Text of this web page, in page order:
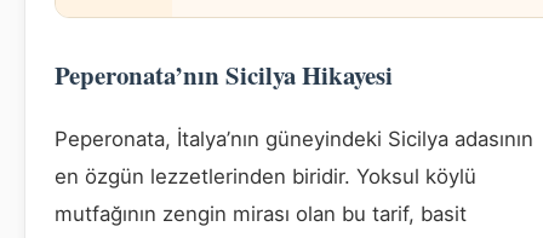
Peperonata’nın Sicilya Hikayesi
Peperonata, İtalya’nın güneyindeki Sicilya adasının
en özgün lezzetlerinden biridir. Yoksul köylü
mutfağının zengin mirası olan bu tarif, basit